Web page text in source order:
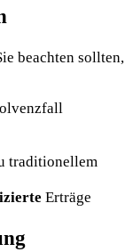
beachten sollten,
traditionellem
Erträge